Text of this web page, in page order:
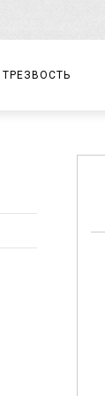
ТРЕЗВОСТЬ
ЗАМЕТКИ